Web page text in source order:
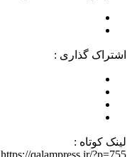
اشتراک گذاری :
لینک کوتاه :
https://qalampress.ir/?p=755